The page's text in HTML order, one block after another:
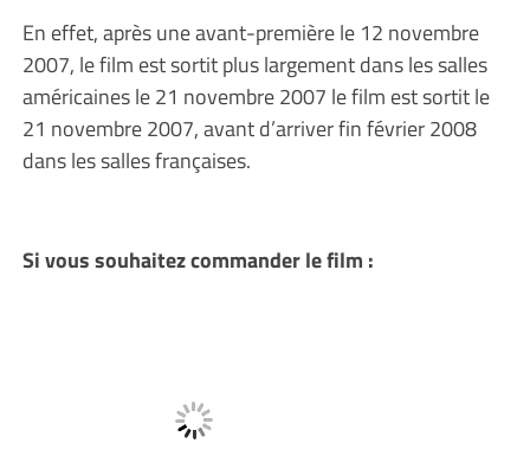
En effet, après une avant-première le 12 novembre
2007, le film est sortit plus largement dans les salles
américaines le 21 novembre 2007 le film est sortit le
21 novembre 2007, avant d’arriver fin février 2008
dans les salles françaises.
Si vous souhaitez commander le film :